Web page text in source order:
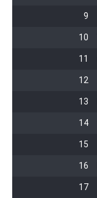
9
10
11
12
13
14
15
16
17